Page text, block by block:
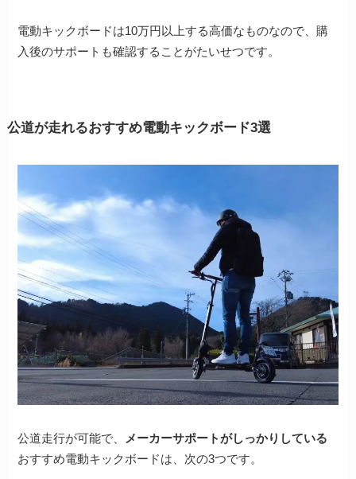
電動キックボードは10万円以上する高価なものなので、購
入後のサポートも確認することがたいせつです。
公道が走れるおすすめ電動キックボード3選
公道走行が可能で、
メーカーサポートがしっかりしている
おすすめ電動キックボードは、次の3つです。